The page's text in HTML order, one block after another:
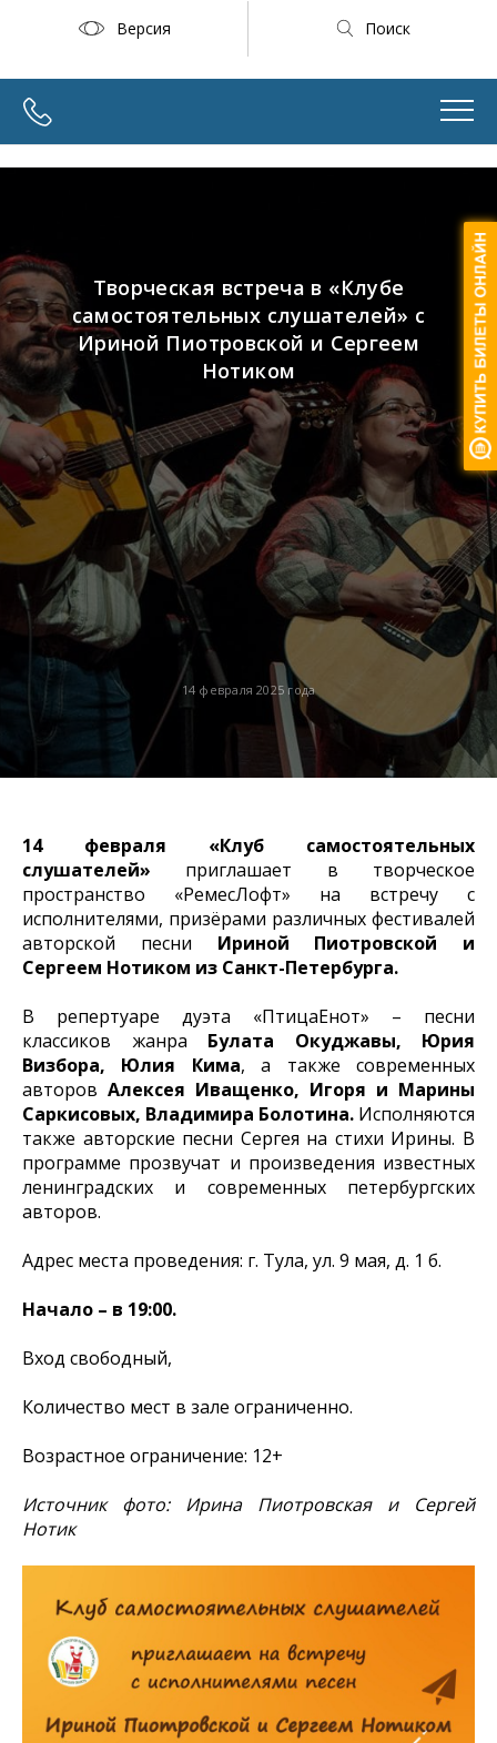
Версия Поиск
14 февраля 2025 года
Творческая встреча в «Клубе
самостоятельных слушателей» с
Ириной Пиотровской и Сергеем
Нотиком
14 февраля «Клуб самостоятельных
слушателей» приглашает в творческое
пространство «РемесЛофт» на встречу с
исполнителями, призёрами различных фестивалей
авторской песни Ириной Пиотровской и
Сергеем Нотиком из Санкт-Петербурга.
В репертуаре дуэта «ПтицаЕнот» – песни
классиков жанра Булата Окуджавы, Юрия
Визбора, Юлия Кима, а также современных
авторов Алексея Иващенко, Игоря и Марины
Саркисовых, Владимира Болотина. Исполняются
также авторские песни Сергея на стихи Ирины. В
программе прозвучат и произведения известных
ленинградских и современных петербургских
авторов.
Адрес места проведения: г. Тула, ул. 9 мая, д. 1 б.
Начало – в 19:00.
Вход свободный,
Количество мест в зале ограниченно.
Возрастное ограничение: 12+
Источник фото: Ирина Пиотровская и Сергей
Нотик